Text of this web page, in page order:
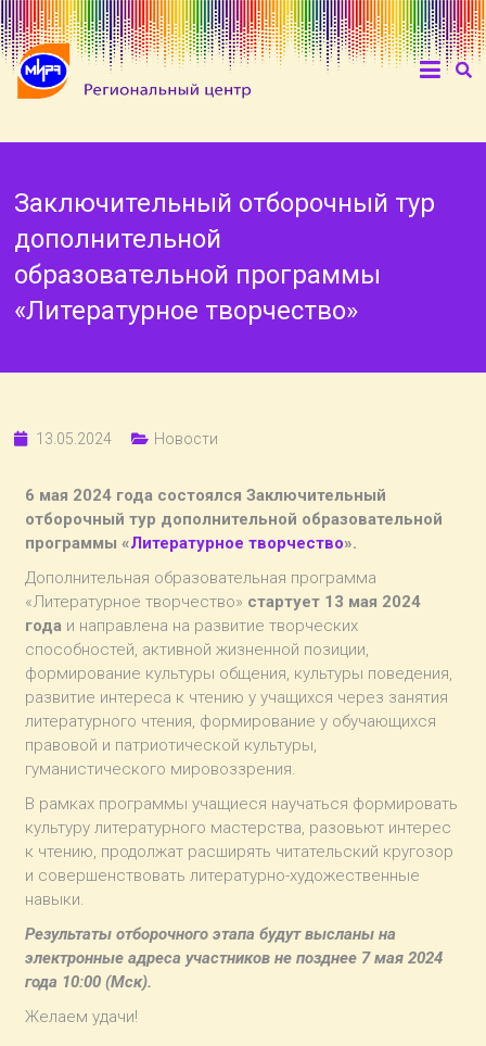
Заключительный отборочный тур
дополнительной
образовательной программы
«Литературное творчество»
13.05.2024 Новости
6 мая 2024 года состоялся Заключительный
отборочный тур дополнительной образовательной
программы «Литературное творчество».
Дополнительная образовательная программа
«Литературное творчество» стартует 13 мая 2024
года и направлена на развитие творческих
способностей, активной жизненной позиции,
формирование культуры общения, культуры поведения,
развитие интереса к чтению у учащихся через занятия
литературного чтения, формирование у обучающихся
правовой и патриотической культуры,
гуманистического мировоззрения.
В рамках программы учащиеся научаться формировать
культуру литературного мастерства, разовьют интерес
к чтению, продолжат расширять читательский кругозор
и совершенствовать литературно-художественные
навыки.
Результаты отборочного этапа будут высланы на
электронные адреса участников не позднее 7 мая 2024
года 10:00 (Мск).
Желаем удачи!